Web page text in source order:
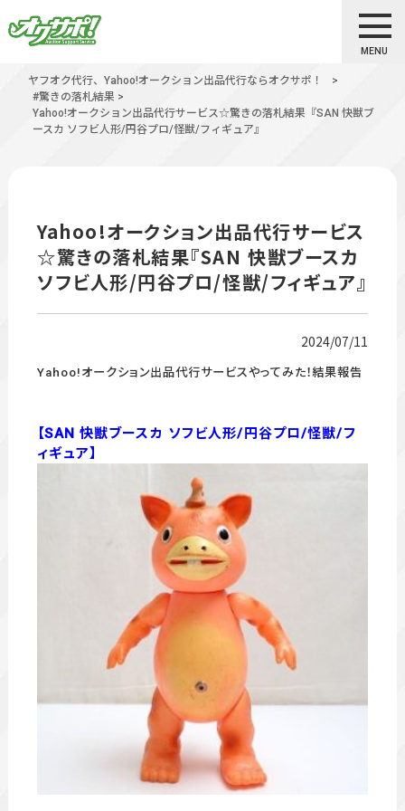
MENU
ヤフオク代行、Yahoo!オークション出品代行ならオクサポ！
>
#驚きの落札結果 >
Yahoo!オークション出品代行サービス☆驚きの落札結果『SAN 快獣ブ
ースカ ソフビ人形/円谷プロ/怪獣/フィギュア』
Yahoo!オークション出品代行サービス
☆驚きの落札結果『SAN 快獣ブースカ
ソフビ人形/円谷プロ/怪獣/フィギュア』
2024/07/11
Yahoo!オークション出品代行サービスやってみた！結果報告
【SAN 快獣ブースカ ソフビ人形/円谷プロ/怪獣/フ
ィギュア】